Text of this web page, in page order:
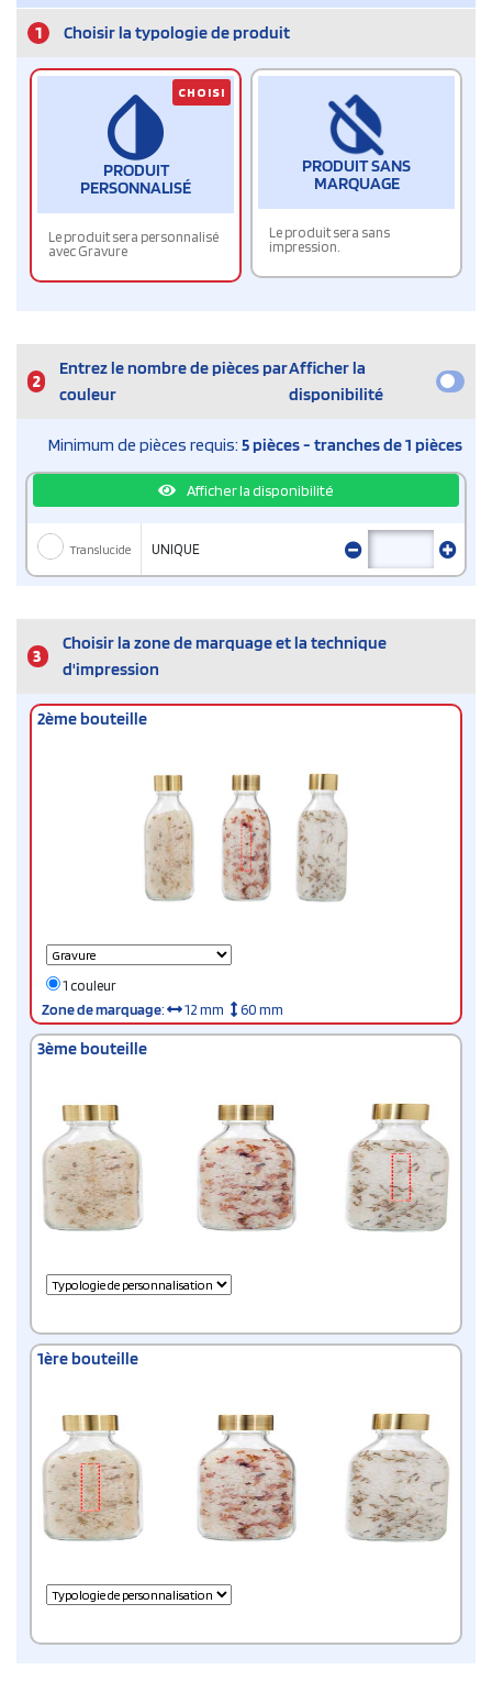
1 Choisir la typologie de produit
PRODUIT
PERSONNALISÉ
Le produit sera personnalisé
avec Gravure
CHOISI
PRODUIT SANS
MARQUAGE
Le produit sera sans
impression.
2
Entrez le nombre de pièces par
couleur
Afficher la
disponibilité
Minimum de pièces requis: 5 pièces - tranches de 1 pièces
Afficher la disponibilité
Translucide UNIQUE
3
Choisir la zone de marquage et la technique
d'impression
2ème bouteille
1 couleur
Zone de marquage: 12 mm 60 mm
3ème bouteille
1ère bouteille